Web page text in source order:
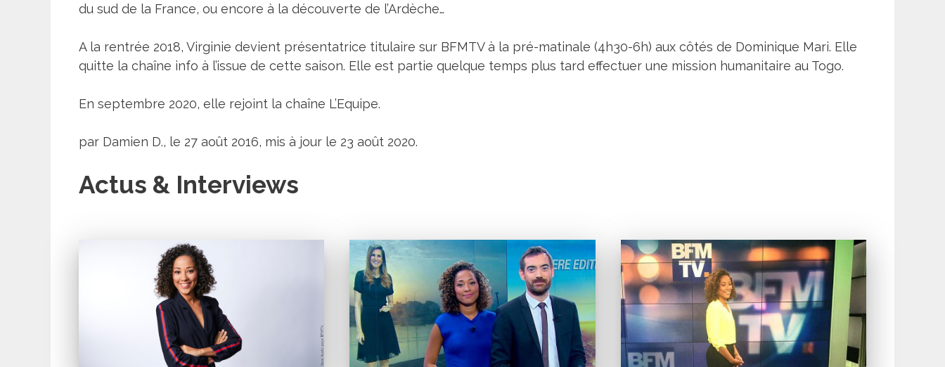
du sud de la France, ou encore à la découverte de l’Ardèche…
A la rentrée 2018, Virginie devient présentatrice titulaire sur BFMTV à la pré-matinale (4h30-6h) aux côtés de Dominique Mari. Elle
quitte la chaîne info à l’issue de cette saison. Elle est partie quelque temps plus tard effectuer une mission humanitaire au Togo.
En septembre 2020, elle rejoint la chaîne L’Equipe.
par Damien D., le 27 août 2016, mis à jour le 23 août 2020.
Actus & Interviews